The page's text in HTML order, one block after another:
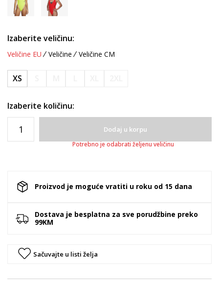
Izaberite veličinu:
Veličine EU Veličine Veličine CM
XS
Izaberite količinu:
Dodaj u korpu
Potrebno je odabrati željenu veličinu
Proizvod je moguće vratiti u roku od 15 dana
Dostava je besplatna za sve porudžbine preko
99KM
Sačuvajte u listi želja